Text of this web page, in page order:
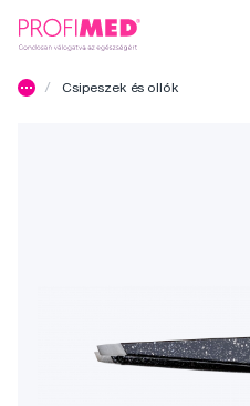
Csipeszek és ollók